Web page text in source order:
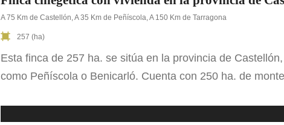
A 75 Km de Castellón, A 35 Km de Peñíscola, A 150 Km de Tarragona
257 (ha)
Esta finca de 257 ha. se sitúa en la provincia de
como Peñíscola o Benicarló. Cuenta con 250 ha. de
completamente vallado en todo su perímetro con tela